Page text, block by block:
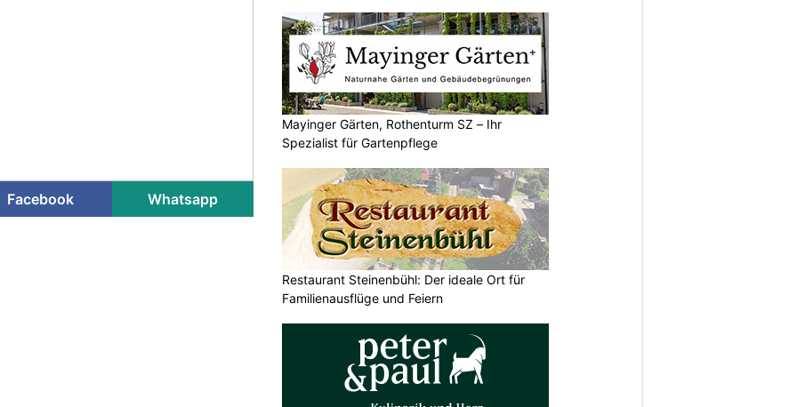
Facebook Whatsapp
Mayinger Gärten, Rothenturm SZ – Ihr
Spezialist für Gartenpflege
Restaurant Steinenbühl: Der ideale Ort für
Familienausflüge und Feiern